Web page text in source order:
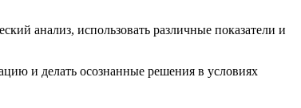
анализ, использовать различные показатели и
и делать осознанные решения в условиях